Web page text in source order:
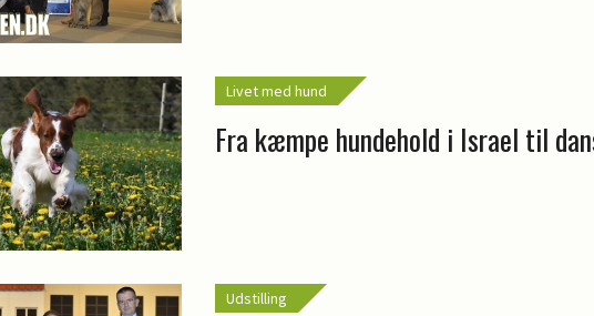
Livet med hund
Fra kæmpe hundehold i Israel til
Udstilling